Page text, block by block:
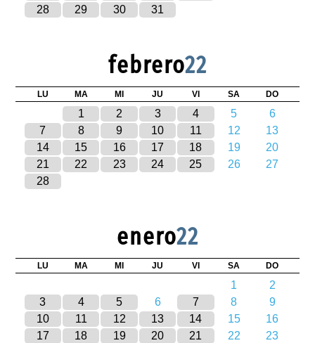
28
29 30 31
febrero22
LU MA MI JU VI SA DO
1 2 3 4 5
6
7
8 9 10 11 12
13
14
15 16 17 18 19
20
21
22 23 24 25 26
27
28
enero22
LU MA MI JU VI SA DO
1
2
3
4 5 6 7 8
9
10
11 12 13 14 15
16
17
18 19 20 21 22
23